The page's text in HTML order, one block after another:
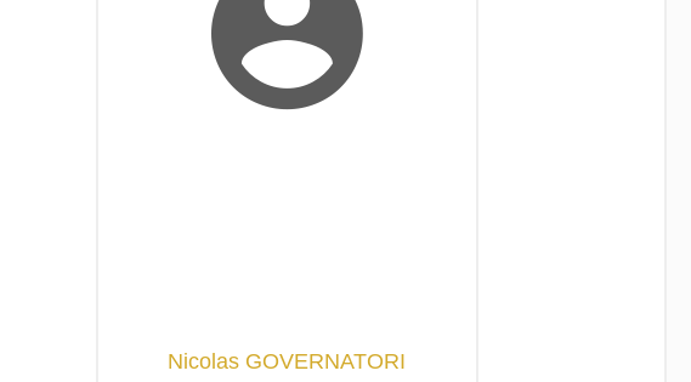
Nicolas GOVERNATORI